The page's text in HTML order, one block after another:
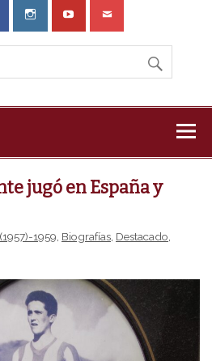
jugó en España y
1959 Biografías Destacado